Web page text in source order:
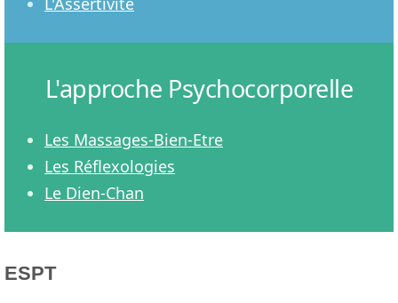
L'approche Psychocorporelle
Les Massages-Bien-Etre
Les Réflexologies
Le Dien-Chan
ESPT